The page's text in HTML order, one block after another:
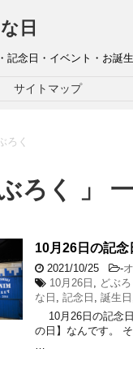
日
記念日・イベント・お誕
サイトマップ
ろく
ぶろく 」
10月26日の記念
2021/10/25 -
10月26日 , どぶろ
な日 , 記念日 , 誕生日
10月26日の記念
の日】なんです。
…